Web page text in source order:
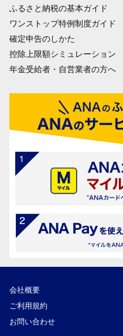
ふるさと納税の基本ガイド
ワンストップ特例制度ガイド
確定申告のしかた
控除上限額シミュレーション
年金受給者・自営業者の方へ
会社概要
ご利用規約
お問い合わせ